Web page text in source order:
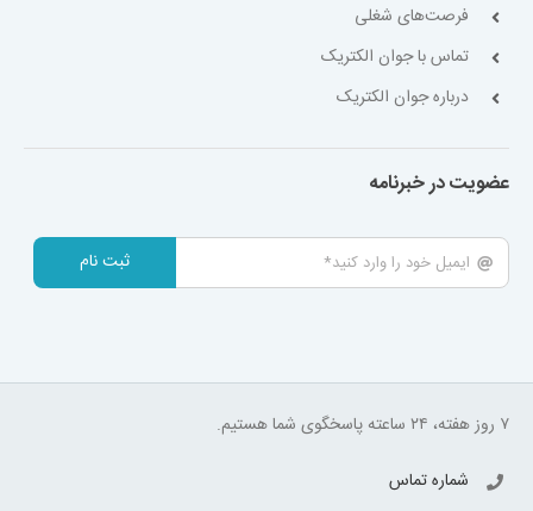
فرصت‌های شغلی
تماس با جوان الکتریک
درباره جوان الکتریک
عضویت در خبرنامه
ثبت نام
۷ روز هفته، ۲۴ ساعته پاسخگوی شما هستیم.
شماره تماس